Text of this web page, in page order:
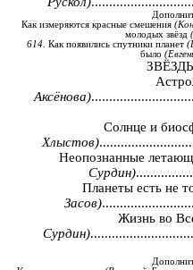
Как измеряются красные смешения (
молодых звёзд (
614.Как появились спутники планет (
было (
Аксёнова)
Солнце и
Хлыстов)
Неопознанные
Сурдин)
Планеты есть не
Засов)
Жизнь во
Сурдин)